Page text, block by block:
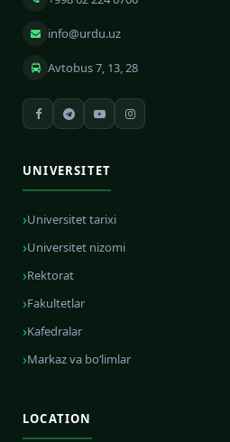
info@urdu.uz
Avtobus 7, 13, 28
UNIVERSITET
Universitet tarixi
Universitet nizomi
Rektorat
Fakultetlar
Kafedralar
Markaz va bo‘limlar
LOCATION